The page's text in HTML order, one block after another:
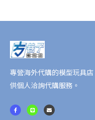
士
傑
克
節
專營海外代購的模型玩具
供個人洽詢代購服務。
F
a
c
L
i
n
E
n
v